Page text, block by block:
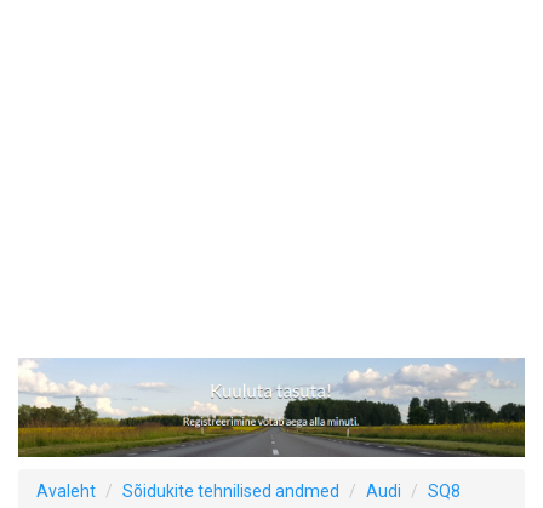
Avaleht Sõidukite tehnilised andmed Audi SQ8